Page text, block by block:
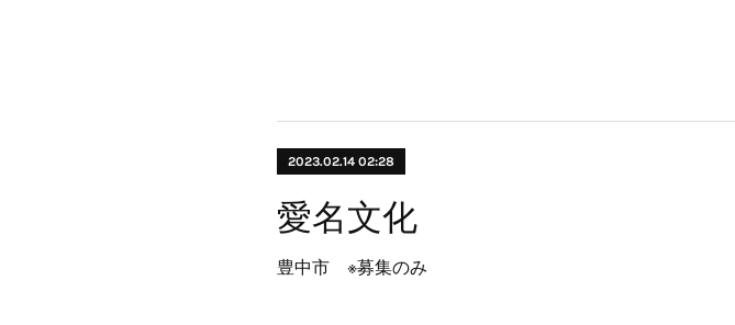
2023.02.14 02:28
愛名文化
豊中市 ※募集のみ